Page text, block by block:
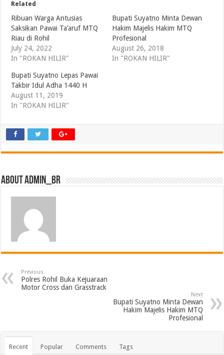
Related
Ribuan Warga Antusias
Saksikan Pawai Ta’aruf MTQ
Riau di Rohil
July 24, 2022
In "ROKAN HILIR"
Bupati Suyatno Minta Dewan
Hakim Majelis Hakim MTQ
Profesional
August 26, 2018
In "ROKAN HILIR"
Bupati Suyatno Lepas Pawai
Takbir Idul Adha 1440 H
August 11, 2019
In "ROKAN HILIR"
About admin_br
Previous
Polres Rohil Buka Kejuaraan
Motor Cross dan Grasstrack
Next
Bupati Suyatno Minta Dewan
Hakim Majelis Hakim MTQ
Profesional
Recent Popular Comments Tags